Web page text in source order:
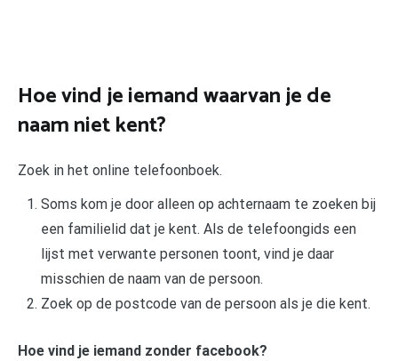
Hoe vind je iemand waarvan je de
naam niet kent?
Zoek in het online telefoonboek.
Soms kom je door alleen op achternaam te zoeken bij
een familielid dat je kent. Als de telefoongids een
lijst met verwante personen toont, vind je daar
misschien de naam van de persoon.
Zoek op de postcode van de persoon als je die kent.
Hoe vind je iemand zonder facebook?